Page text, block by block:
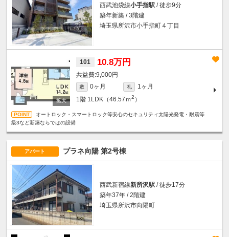
西武池袋線小手指駅 / 徒歩9分
築年新築 / 3階建
埼玉県所沢市小手指町４丁目
101 10.8万円
9,000円
敷 0ヶ月 礼
1ヶ月
1階 1LDK（46.57ｍ2 ）
オートロック・スマートロック等安心のセキュリティ太陽光発電・耐震等
級3など新築ならではの設備
アパート プラネ向陽 第2号棟
西武新宿線新所沢駅 / 徒歩17分
築年37年 / 2階建
埼玉県所沢市向陽町